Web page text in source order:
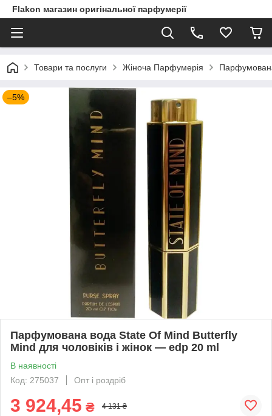
Flakon магазин оригінальної парфумерії
Товари та послуги Жіноча Парфумерія
–5%
Парфумована вода State Of Mind Butterfly
Mind для чоловіків і жінок — edp 20 ml
В наявності
Код: 275037
Опт і роздріб
3 924,45 ₴ 4 131 ₴